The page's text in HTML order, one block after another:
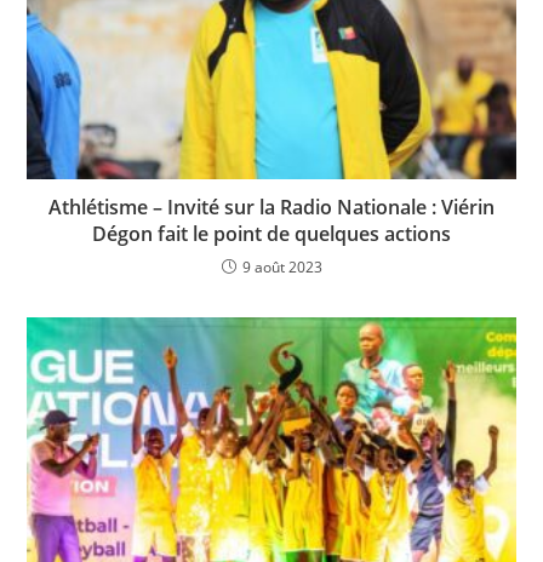
Athlétisme – Invité sur la Radio Nationale : Viérin
Dégon fait le point de quelques actions
9 août 2023